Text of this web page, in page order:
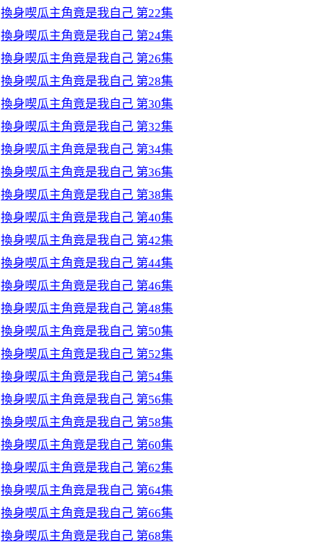
換身喫瓜主角竟是我自己 第22集
換身喫瓜主角竟是我自己 第24集
換身喫瓜主角竟是我自己 第26集
換身喫瓜主角竟是我自己 第28集
換身喫瓜主角竟是我自己 第30集
換身喫瓜主角竟是我自己 第32集
換身喫瓜主角竟是我自己 第34集
換身喫瓜主角竟是我自己 第36集
換身喫瓜主角竟是我自己 第38集
換身喫瓜主角竟是我自己 第40集
換身喫瓜主角竟是我自己 第42集
換身喫瓜主角竟是我自己 第44集
換身喫瓜主角竟是我自己 第46集
換身喫瓜主角竟是我自己 第48集
換身喫瓜主角竟是我自己 第50集
換身喫瓜主角竟是我自己 第52集
換身喫瓜主角竟是我自己 第54集
換身喫瓜主角竟是我自己 第56集
換身喫瓜主角竟是我自己 第58集
換身喫瓜主角竟是我自己 第60集
換身喫瓜主角竟是我自己 第62集
換身喫瓜主角竟是我自己 第64集
換身喫瓜主角竟是我自己 第66集
換身喫瓜主角竟是我自己 第68集